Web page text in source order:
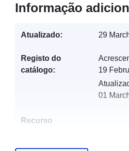
Informação
Atualizado: 29
Registo do
catálogo:
19
01
Recurso